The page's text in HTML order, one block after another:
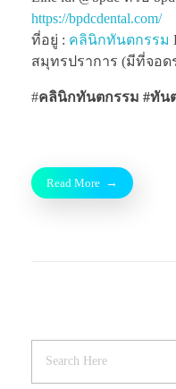
https://bpdcdental.com/
ที่อยู่ : คลินิกทันตกรรม
สมุทรปราการ (มีที่จอด
#คลินิกทันตกรรม #ทัน
Read More